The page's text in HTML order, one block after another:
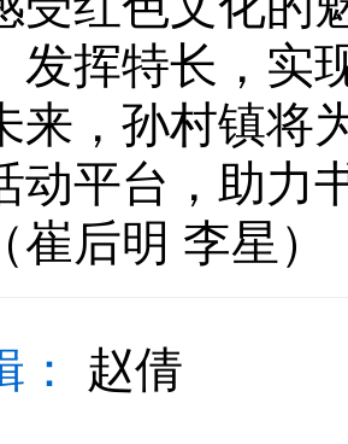
发挥特长，实
来，孙村镇将
动平台，助力
崔后明 李星）
赵倩